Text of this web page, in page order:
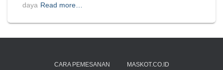
daya Read more…
CARA PEMESANAN MASKOT.CO.ID